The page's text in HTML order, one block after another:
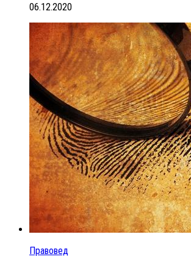
06.12.2020
Правовед